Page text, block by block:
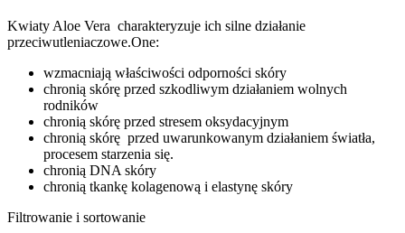
Kwiaty Aloe Vera charakteryzuje ich silne działanie
przeciwutleniaczowe.One:
wzmacniają właściwości odporności skóry
chronią skórę przed szkodliwym działaniem wolnych
rodników
chronią skórę przed stresem oksydacyjnym
chronią skórę przed uwarunkowanym działaniem światła,
procesem starzenia się.
chronią DNA skóry
chronią tkankę kolagenową i elastynę skóry
Filtrowanie i sortowanie